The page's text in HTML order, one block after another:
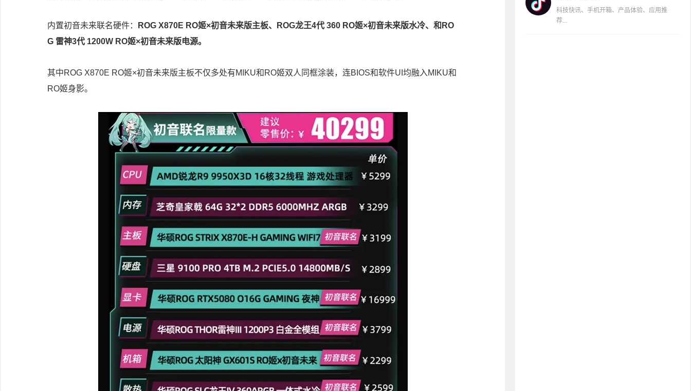
内置初音未来联名硬件：
ROG X870E RO姬×初音未来版主板、ROG龙王4代 360 RO姬×初音未来版水冷、和RO
G 雷神3代 1200W RO姬×初音未来版电源。
其中ROG X870E RO姬×初音未来版主板不仅多处有MIKU和RO姬双人同框涂装，连BIOS和软件UI均融入MIKU和
RO姬身影。
科技快讯、手机开箱、产品体验、应用推
荐...